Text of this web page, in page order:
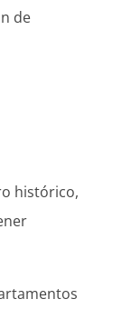
de
histórico,